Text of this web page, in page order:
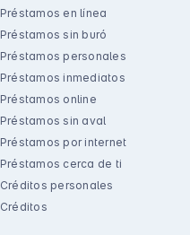
Préstamos en línea
Préstamos sin buró
Préstamos personales
Préstamos inmediatos
Préstamos online
Préstamos sin aval
Préstamos por internet
Préstamos cerca de ti
Créditos personales
Créditos